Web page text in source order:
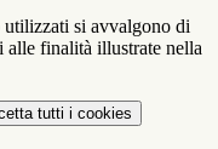
utilizzati si avvalgono di
alle finalità illustrate nella
tutti i cookies